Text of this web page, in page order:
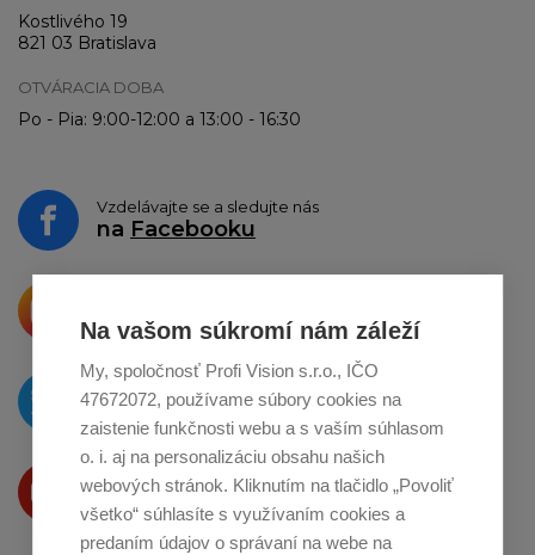
Na vašom súkromí nám záleží
My, spoločnosť Profi Vision s.r.o., IČO
47672072, používame súbory cookies na
zaistenie funkčnosti webu a s vaším súhlasom
o. i. aj na personalizáciu obsahu našich
webových stránok. Kliknutím na tlačidlo „Povoliť
všetko“ súhlasíte s využívaním cookies a
predaním údajov o správaní na webe na
Kostlivého 19
821 03 Bratislava
OTVÁRACIA DOBA
Po - Pia: 9:00-12:00 a 13:00 - 16:30
Vzdelávajte se a sledujte nás
na Facebooku
o zdieľanie naInstagrame
O novinkách píšeme
naTwitteri
Produkty Vám predstavujeme
na Youtube